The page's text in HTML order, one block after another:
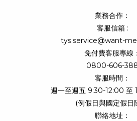
業務合作：
客服信箱 :
tys.service@want-
免付費客服專線：
0800-606-
客服時間：
週一至週五 9:30-12:00 至
(例假日與國定假日
聯絡地址：